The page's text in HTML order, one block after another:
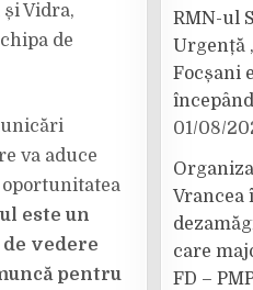
Vidra,
de
va aduce
este un
vedere
pentru
RMN-ul
Urgență
Focșani
01/08/
Vrancea
care
FD –